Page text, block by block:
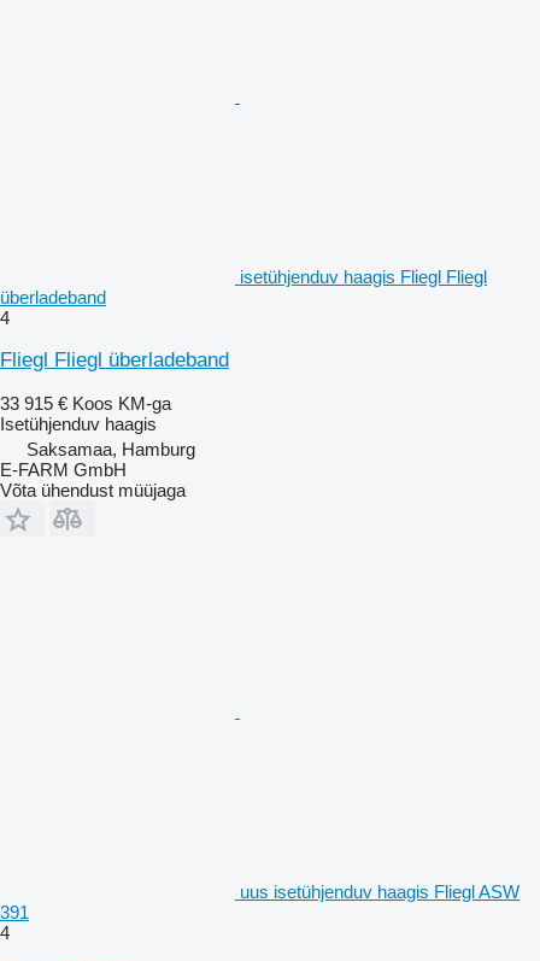
isetühjenduv haagis Fliegl Fliegl
überladeband
4
Fliegl Fliegl überladeband
33 915 € Koos KM-ga
Isetühjenduv haagis
Saksamaa, Hamburg
E-FARM GmbH
Võta ühendust müüjaga
uus isetühjenduv haagis Fliegl ASW
391
4